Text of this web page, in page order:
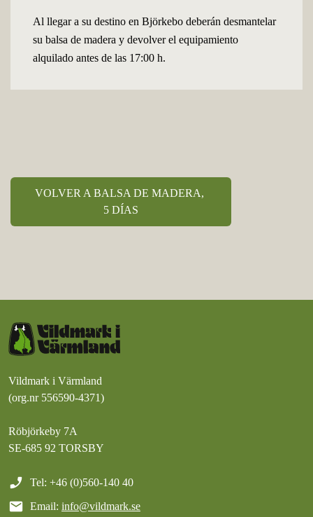
Al llegar a su destino en Björkebo deberán desmantelar
su balsa de madera y devolver el equipamiento
alquilado antes de las 17:00 h.
VOLVER A BALSA DE MADERA,
5 DÍAS
Vildmark i Värmland
(org.nr 556590-4371)
Röbjörkeby 7A
SE-685 92 TORSBY
phone_enabled Tel: +46 (0)560-140 40
mail Email: info@vildmark.se